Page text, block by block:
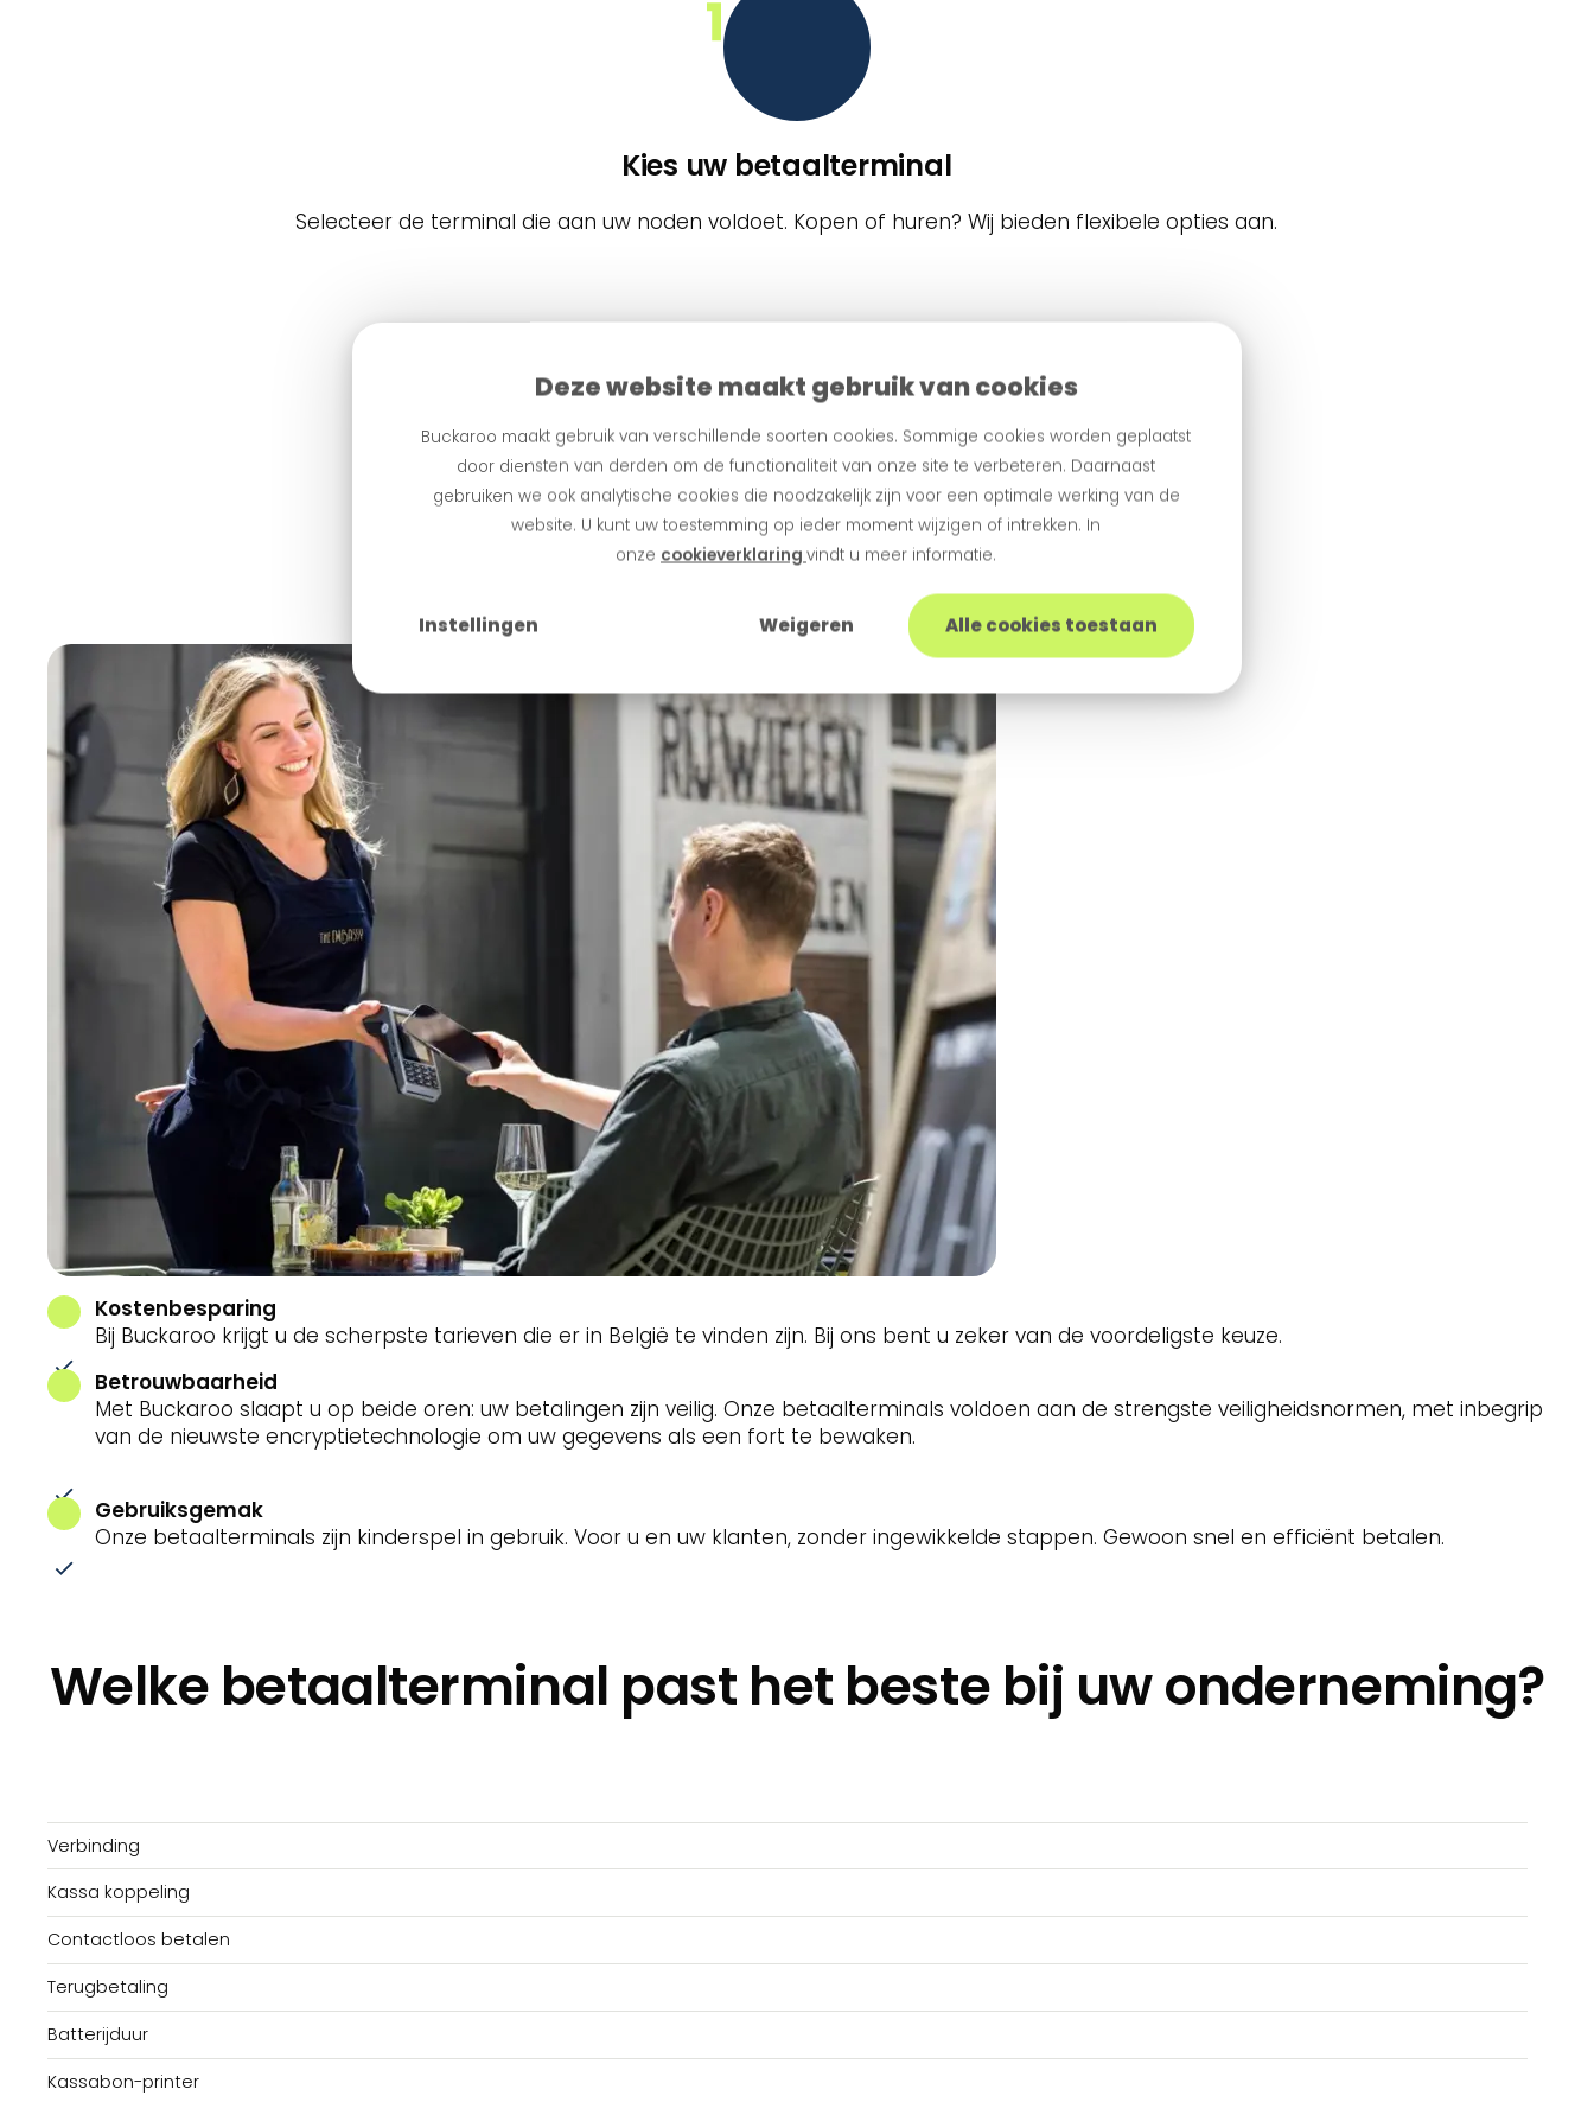
Deze website maakt gebruik van cookies
Buckaroo maakt gebruik van verschillende soorten cookies. Sommige cookies worden geplaatst
door diensten van derden om de functionaliteit van onze site te verbeteren. Daarnaast
gebruiken we ook analytische cookies die noodzakelijk zijn voor een optimale werking van de
website. U kunt uw toestemming op ieder moment wijzigen of intrekken. In
onze cookieverklaring vindt u meer informatie.
Instellingen Weigeren Alle cookies toestaan
Kies uw betaalterminal
Selecteer de terminal die aan uw noden voldoet. Kopen of huren? Wij bieden flexibele opties aan.
Waarom kiezen voor Buckaroo?
Kostenbesparing
Bij Buckaroo krijgt u de scherpste tarieven die er in België te vinden zijn. Bij ons bent u zeker van de voordeligste keuze.
Betrouwbaarheid
Met Buckaroo slaapt u op beide oren: uw betalingen zijn veilig. Onze betaalterminals voldoen aan de strengste veiligheidsnormen, met inbegrip
van de nieuwste encryptietechnologie om uw gegevens als een fort te bewaken.
Gebruiksgemak
Onze betaalterminals zijn kinderspel in gebruik. Voor u en uw klanten, zonder ingewikkelde stappen. Gewoon snel en efficiënt betalen.
Welke betaalterminal past het beste bij uw onderneming?
Verbinding
Kassa koppeling
Contactloos betalen
Terugbetaling
Batterijduur
Kassabon-printer